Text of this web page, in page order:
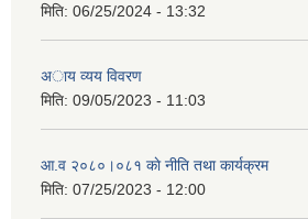
मिति: 06/25/2024 - 13:32
अाय व्यय विवरण
मिति: 09/05/2023 - 11:03
आ.व २०८०।०८१ काे नीति तथा कार्यक्रम
मिति: 07/25/2023 - 12:00